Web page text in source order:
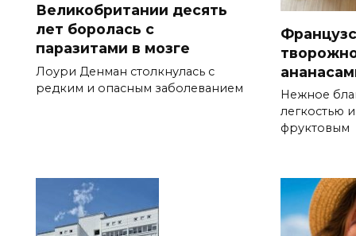
Великобритании десять
лет боролась с
паразитами в мозге
Лоури Денман столкнулась с
редким и опасным заболеванием
Нежное
легкостью
фруктовым